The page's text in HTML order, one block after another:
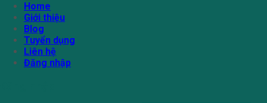
Home
Giới thiệu
Blog
Tuyển dụng
Liên hệ
Đăng nhập